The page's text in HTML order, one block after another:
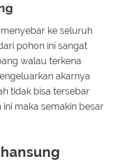
ke seluruh
pohon ini sangat
walau terkena
akarnya
tidak bisa tersebar
maka semakin besar